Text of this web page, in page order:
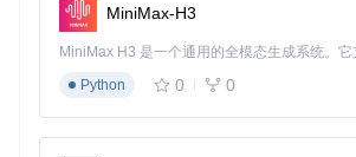
原理剖析：Atmosphere的版本与
辑和组件协同原理，这是制定升级策略的基
MiniMax-H3
Python
0 0